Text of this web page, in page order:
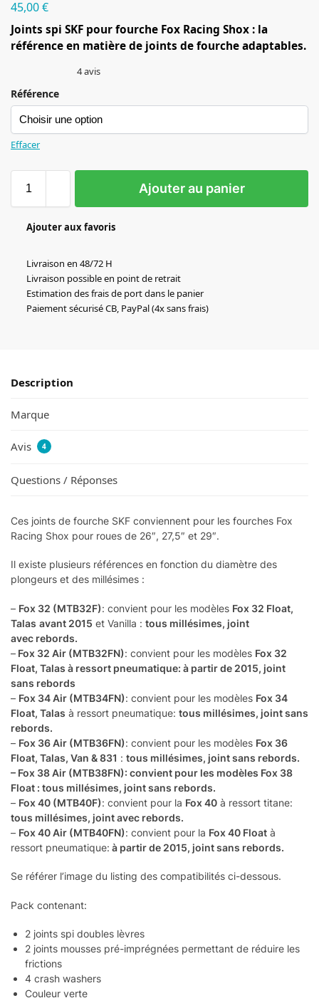
45,00€
Joints spi SKF pour fourche Fox Racing Shox : la
référence en matière de joints de fourche adaptables.
4avis
Référence
Effacer
Ajouter au panier
Ajouter aux favoris
Livraison en 48/72 H
Livraison possible en point de retrait
Estimation des frais de port dans le panier
Paiement sécurisé CB, PayPal (4x sans frais)
Description
Marque
Avis 4
Questions / Réponses
Ces joints de fourche SKF conviennent pour les fourches Fox
Racing Shox pour roues de 26″, 27,5″ et 29″.
Il existe plusieurs références en fonction du diamètre des
plongeurs et des millésimes :
– Fox 32 (MTB32F): convient pour les modèles Fox 32 Float,
Talas avant 2015 et Vanilla : tous millésimes, joint
avec rebords.
– Fox 32 Air (MTB32FN): convient pour les modèles Fox 32
Float, Talas à ressort pneumatique: à partir de 2015, joint
sans rebords
– Fox 34 Air (MTB34FN): convient pour les modèles Fox 34
Float, Talas à ressort pneumatique: tous millésimes, joint sans
rebords.
– Fox 36 Air (MTB36FN): convient pour les modèles Fox 36
Float, Talas, Van & 831 : tous millésimes, joint sans rebords.
– Fox 38 Air (MTB38FN): convient pour les modèles Fox 38
Float : tous millésimes, joint sans rebords.
– Fox 40 (MTB40F): convient pour la Fox 40 à ressort titane:
tous millésimes, joint avec rebords.
– Fox 40 Air (MTB40FN): convient pour la Fox 40 Float à
ressort pneumatique: à partir de 2015, joint sans rebords.
Se référer l’image du listing des compatibilités ci-dessous.
Pack contenant:
2 joints spi doubles lèvres
2 joints mousses pré-imprégnées permettant de réduire les
frictions
4 crash washers
Couleur verte